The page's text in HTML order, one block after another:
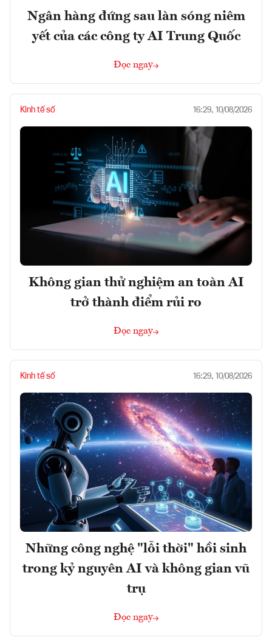
Ngân hàng đứng sau làn sóng niêm
yết của các công ty AI Trung Quốc
Đọc ngay
Kinh tế số 16:29, 10/08/2026
Không gian thử nghiệm an toàn AI
trở thành điểm rủi ro
Đọc ngay
Kinh tế số 16:29, 10/08/2026
Những công nghệ "lỗi thời" hồi sinh
trong kỷ nguyên AI và không gian vũ
trụ
Đọc ngay